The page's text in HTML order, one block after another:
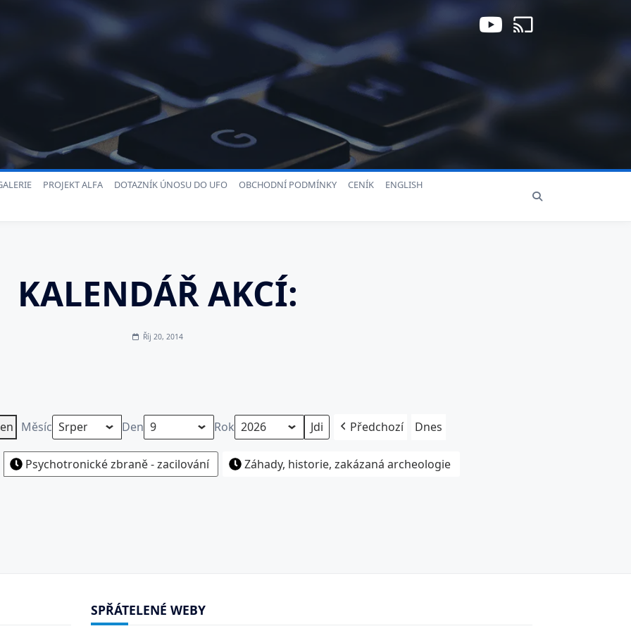
PROJEKT ALFA DOTAZNÍK ÚNOSU DO UFO OBCHODNÍ PODMÍNKY CENÍK
ENGLISH
KALENDÁŘ AKCÍ:
Říj 20, 2014
Měsíc Den Rok Předchozí Dnes
Psychotronické zbraně - zacilování Záhady, historie, zakázaná archeologie
SPŘÁTELENÉ WEBY